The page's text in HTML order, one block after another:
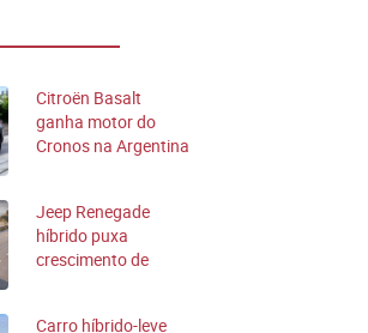
Citroën Basalt
ganha motor do
Cronos na Argentina
Jeep Renegade
híbrido puxa
crescimento de
Carro híbrido-leve